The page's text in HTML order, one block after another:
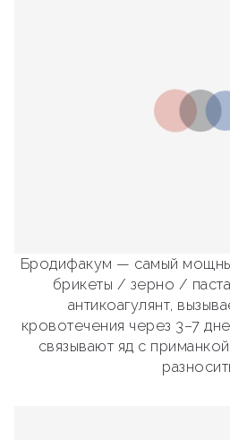
Бродифакум — самый
брикеты / зерно /
антикоагулянт,
кровотечения через 3–7
связывают яд с